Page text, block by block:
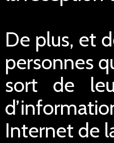
De plus, et
personnes
sort de
Internet de